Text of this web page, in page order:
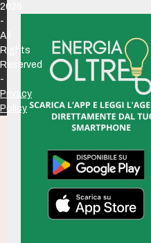
2026
-
All
Rights
Reserved
-
Privacy
Policy